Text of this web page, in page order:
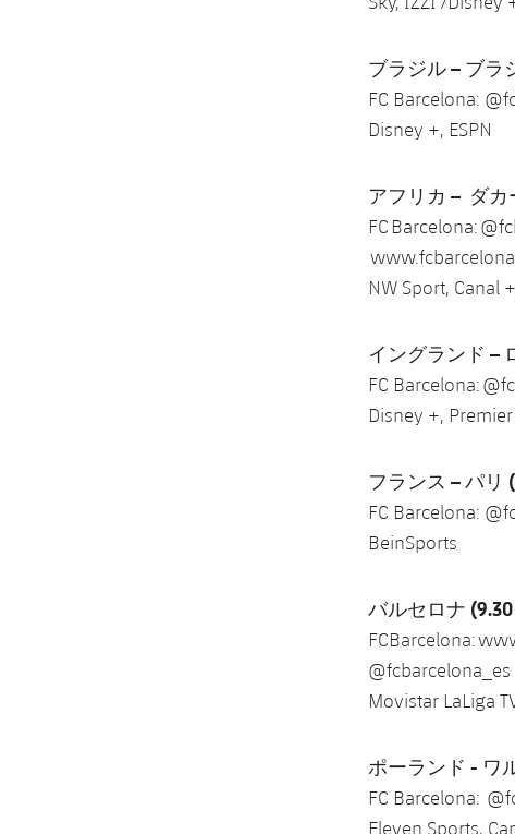
ブラジル – ブラ
FC Barcelona:
Disney +, ESPN
アフリカ – ダカ
FC Barcelona:
NW Sport, Canal
イングランド –
FC Barcelona:
Disney +,
フランス – パリ
FC Barcelona:
BeinSports
バルセロナ
FCBarcelona:
@fcbarcelona_es
Movistar LaLiga
ポーランド - ワ
FC Barcelona:
Eleven Sports,